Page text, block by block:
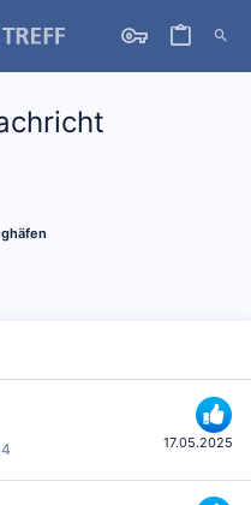
17.05.2025